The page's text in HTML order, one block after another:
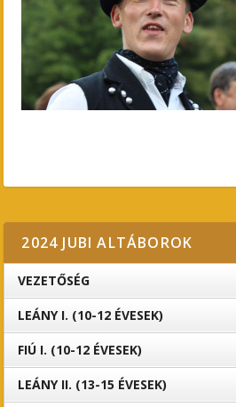
2024 JUBI ALTÁBOROK
VEZETŐSÉG
LEÁNY I. (10-12 ÉVESEK)
FIÚ I. (10-12 ÉVESEK)
LEÁNY II. (13-15 ÉVESEK)